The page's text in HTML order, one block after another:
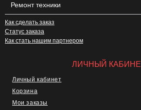
Ремонт техники
Как сделать заказ
Статус заказа
Как стать нашим партнером
ЛИЧНЫЙ
Личный кабинет
Корзина
Мои заказы